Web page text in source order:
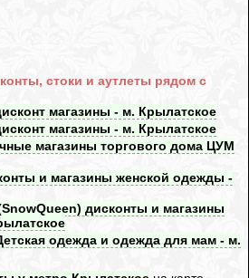
стоки и аутлеты рядом с
магазины - м. Крылатское
магазины - м. Крылатское
магазины торгового дома ЦУМ
и магазины женской одежды -
дисконты и магазины
одежда и одежда для мам - м.